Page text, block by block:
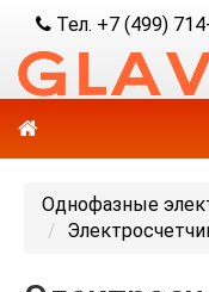
Тел. +7 (499)
Однофазные